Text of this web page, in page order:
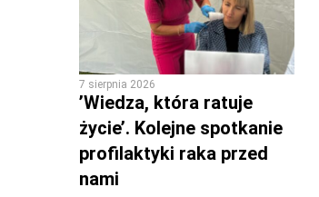
7 sierpnia 2026
’Wiedza, która ratuje
życie’. Kolejne spotkanie
profilaktyki raka przed
nami